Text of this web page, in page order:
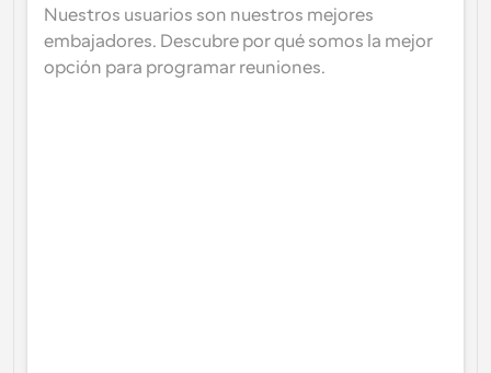
Nuestros usuarios son nuestros mejores
embajadores. Descubre por qué somos la mejor
opción para programar reuniones.